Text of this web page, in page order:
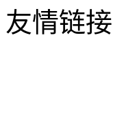
友情链